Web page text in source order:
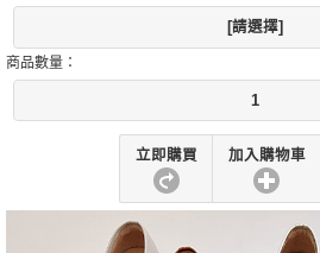
[請選擇]
商品數量：
1
立即購買 加入購物車